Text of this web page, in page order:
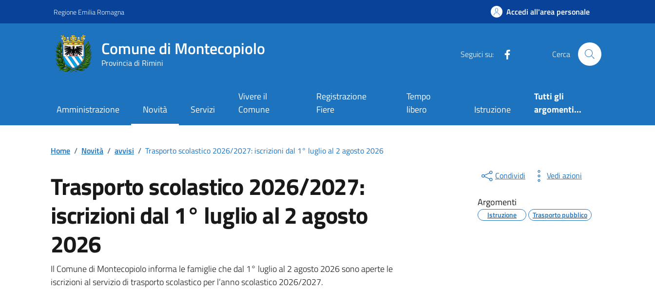
Regione Emilia Romagna Accedi all'area personale
Comune di Montecopiolo
Provincia di Rimini
Seguici su: Cerca
Amministrazione Novità Servizi
Vivere il
Comune
Registrazione
Fiere
Tempo
libero
Istruzione
Tutti gli
argomenti...
Home / Novità / avvisi / Trasporto scolastico 2026/2027: iscrizioni dal 1° luglio al 2 agosto 2026
Trasporto scolastico 2026/2027:
iscrizioni dal 1° luglio al 2 agosto
2026
Dettagli della notizia
Il Comune di Montecopiolo informa le famiglie che dal 1° luglio al 2 agosto 2026 sono aperte le
iscrizioni al servizio di trasporto scolastico per l’anno scolastico 2026/2027.
Condividi Vedi azioni
Argomenti
Istruzione Trasporto pubblico